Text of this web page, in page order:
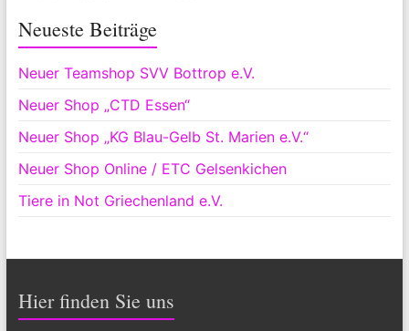
Neueste Beiträge
Neuer Teamshop SVV Bottrop e.V.
Neuer Shop „CTD Essen“
Neuer Shop „KG Blau-Gelb St. Marien e.V.“
Neuer Shop Online / ETC Gelsenkichen
Tiere in Not Griechenland e.V.
Hier finden Sie uns